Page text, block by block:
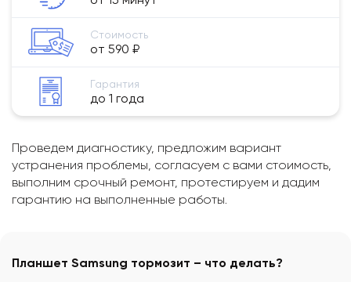
Стоимость
от 590 ₽
Гарантия
до 1 года
Проведем диагностику, предложим вариант
устранения проблемы, согласуем с вами стоимость,
выполним срочный ремонт, протестируем и дадим
гарантию на выполненные работы.
Планшет Samsung тормозит – что делать?